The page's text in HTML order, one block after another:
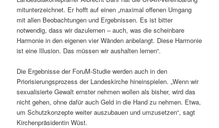
mitunterzeichnet. Er hofft auf einen „maximal offenen Umgang
mit allen Beobachtungen und Ergebnissen. Es ist bitter
notwendig, dass wir dazulernen – auch, was die scheinbare
Harmonie in den eigenen vier Wänden anbelangt. Diese Harmonie
ist eine Illusion. Das müssen wir aushalten lernen“.
Die Ergebnisse der ForuM-Studie werden auch in den
Priorisierungsprozess der Landeskirche hineinspielen. „Wenn wir
sexualisierte Gewalt ernster nehmen wollen als bisher, wird das
nicht gehen, ohne dafür auch Geld in die Hand zu nehmen. Etwa,
um Schutzkonzepte weiter auszubauen und umzusetzen“, sagt
Kirchenpräsidentin Wüst.